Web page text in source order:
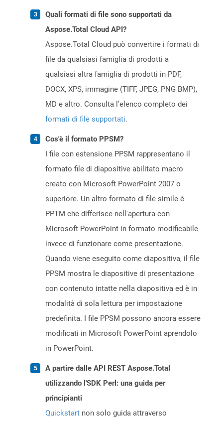
Quali formati di file sono supportati da
Aspose.Total Cloud API?
Aspose.Total Cloud può convertire i formati di
file da qualsiasi famiglia di prodotti a
qualsiasi altra famiglia di prodotti in PDF,
DOCX, XPS, immagine (TIFF, JPEG, PNG BMP),
MD e altro. Consulta l’elenco completo dei
formati di file supportati.
Cos'è il formato PPSM?
I file con estensione PPSM rappresentano il
formato file di diapositive abilitato macro
creato con Microsoft PowerPoint 2007 o
superiore. Un altro formato di file simile è
PPTM che differisce nell'apertura con
Microsoft PowerPoint in formato modificabile
invece di funzionare come presentazione.
Quando viene eseguito come diapositiva, il file
PPSM mostra le diapositive di presentazione
con contenuto intatte nella diapositiva ed è in
modalità di sola lettura per impostazione
predefinita. I file PPSM possono ancora essere
modificati in Microsoft PowerPoint aprendolo
in PowerPoint.
A partire dalle API REST Aspose.Total
utilizzando l'SDK Perl: una guida per
principianti
Quickstart non solo guida attraverso